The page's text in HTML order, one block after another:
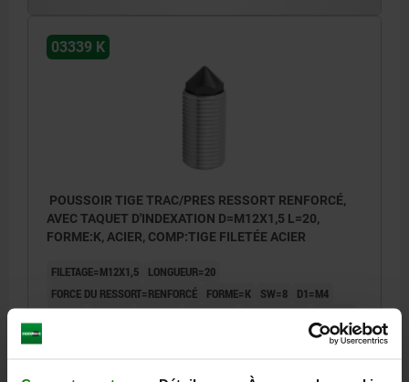
03339 K
POUSSOIR TIGE TRAC/PRES RESSORT RENFORCÉ,
AVEC TAQUET D'INDEXATION D=M12X1,5 L=20,
FORME:K, ACIER, COMP:TIGE FILETÉE ACIER
FILETAGE=M12X1,5
LONGUEUR=20
FORCE DU RESSORT=RENFORCÉ
FORME=K SW=8
D1=M4